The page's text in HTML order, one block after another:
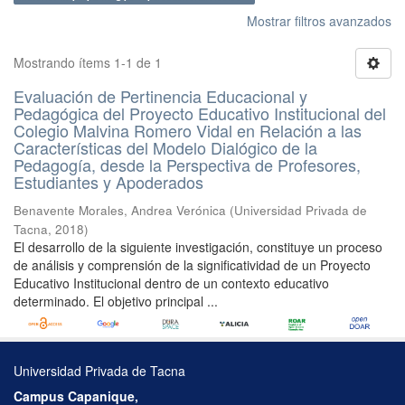
Mostrar filtros avanzados
Mostrando ítems 1-1 de 1
Evaluación de Pertinencia Educacional y
Pedagógica del Proyecto Educativo Institucional del
Colegio Malvina Romero Vidal en Relación a las
Características del Modelo Dialógico de la
Pedagogía, desde la Perspectiva de Profesores,
Estudiantes y Apoderados
Benavente Morales, Andrea Verónica (Universidad Privada de
Tacna, 2018)
El desarrollo de la siguiente investigación, constituye un proceso
de análisis y comprensión de la significatividad de un Proyecto
Educativo Institucional dentro de un contexto educativo
determinado. El objetivo principal ...
Universidad Privada de Tacna
Campus Capanique,